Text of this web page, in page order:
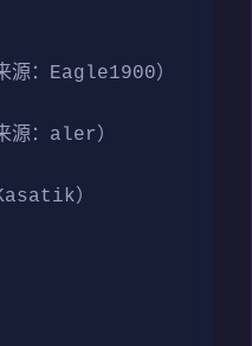
源：Eagle1900）
源：aler）
）